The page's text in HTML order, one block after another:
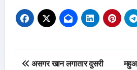
Post
असगर खान लगातार दुसरी